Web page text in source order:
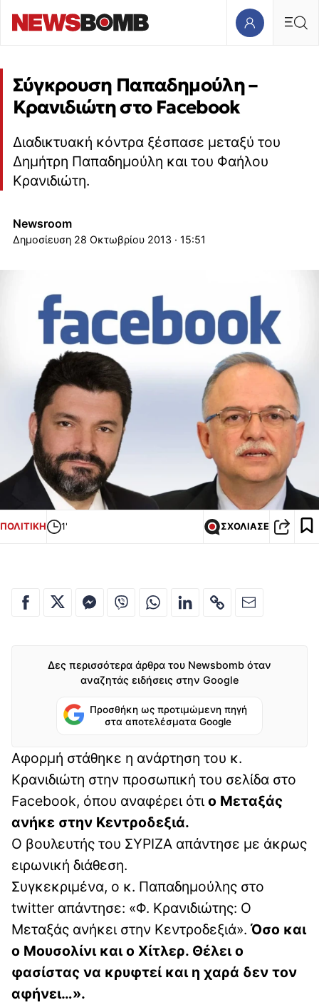
Σύγκρουση Παπαδημούλη –
Κρανιδιώτη στο Facebook
Διαδικτυακή κόντρα ξέσπασε μεταξύ του
Δημήτρη Παπαδημούλη και του Φαήλου
Κρανιδιώτη.
Newsroom
28 Οκτωβρίου 2013 · 15:51
ΠΟΛΙΤΙΚΗ 1' ΣΧΟΛΙΑΣΕ
Δες περισσότερα άρθρα του Newsbomb όταν
αναζητάς ειδήσεις στην Google
Προσθήκη ως προτιμώμενη πηγή
στα αποτελέσματα Google
Αφορμή στάθηκε η ανάρτηση του κ.
Κρανιδιώτη στην προσωπική του σελίδα στο
Facebook, όπου αναφέρει ότι ο Μεταξάς
ανήκε στην Κεντροδεξιά.
Ο βουλευτής του ΣΥΡΙΖΑ απάντησε με άκρως
ειρωνική διάθεση.
Συγκεκριμένα, ο κ. Παπαδημούλης στο
twitter απάντησε: «Φ. Κρανιδιώτης: Ο
Μεταξάς ανήκει στην Κεντροδεξιά». Όσο και
ο Μουσολίνι και ο Χίτλερ. Θέλει ο
φασίστας να κρυφτεί και η χαρά δεν τον
αφήνει…».